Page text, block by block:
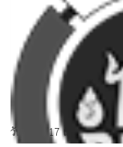
วันศุกร์ที่ 17 เมษายน 2569